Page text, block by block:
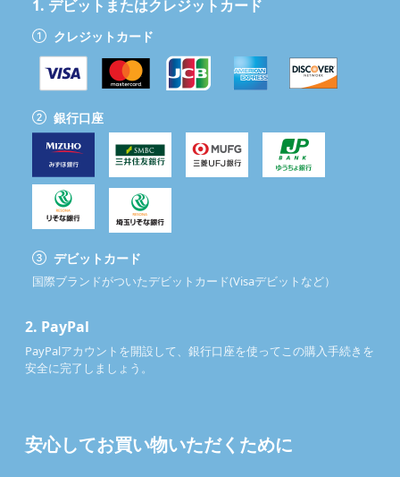
1. デビットまたはクレジットカード
クレジットカード
銀行口座
デビットカード
国際ブランドがついたデビットカード(Visaデビットなど）
2. PayPal
PayPalアカウントを開設して、銀行口座を使ってこの購入手続きを
安全に完了しましょう。
安心してお買い物いただくために